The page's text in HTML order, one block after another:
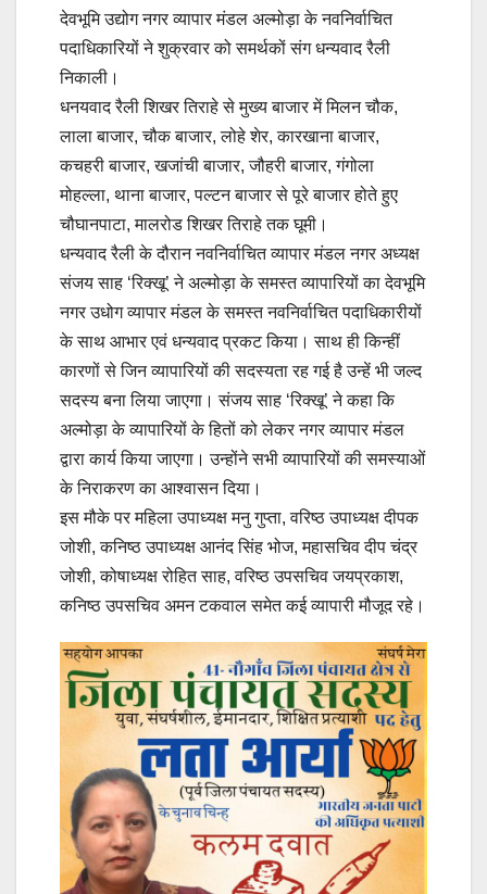
देवभूमि उद्योग नगर व्यापार मंडल अल्मोड़ा के नवनिर्वाचित
पदाधिकारियों ने शुक्रवार को समर्थकों संग धन्यवाद रैली
निकाली।
धनयवाद रैली शिखर तिराहे से मुख्य बाजार में मिलन चौक,
लाला बाजार, चौक बाजार, लोहे शेर, कारखाना बाजार,
कचहरी बाजार, खजांची बाजार, जौहरी बाजार, गंगोला
मोहल्ला, थाना बाजार, पल्टन बाजार से पूरे बाजार होते हुए
चौघानपाटा, मालरोड शिखर तिराहे तक घूमी।
धन्यवाद रैली के दौरान नवनिर्वाचित व्यापार मंडल नगर अध्यक्ष
संजय साह ‘रिक्खू’ ने अल्मोड़ा के समस्त व्यापारियों का देवभूमि
नगर उधोग व्यापार मंडल के समस्त नवनिर्वाचित पदाधिकारीयों
के साथ आभार एवं धन्यवाद प्रकट किया। साथ ही किन्हीं
कारणों से जिन व्यापारियों की सदस्यता रह गई है उन्हें भी जल्द
सदस्य बना लिया जाएगा। संजय साह ‘रिक्खू’ ने कहा कि
अल्मोड़ा के व्यापारियों के हितों को लेकर नगर व्यापार मंडल
द्वारा कार्य किया जाएगा। उन्होंने सभी व्यापारियों की समस्याओं
के निराकरण का आश्वासन दिया।
इस मौके पर महिला उपाध्यक्ष मनु गुप्ता, वरिष्ठ उपाध्यक्ष दीपक
जोशी, कनिष्ठ उपाध्यक्ष आनंद सिंह भोज, महासचिव दीप चंद्र
जोशी, कोषाध्यक्ष रोहित साह, वरिष्ठ उपसचिव जयप्रकाश,
कनिष्ठ उपसचिव अमन टकवाल समेत कई व्यापारी मौजूद रहे।